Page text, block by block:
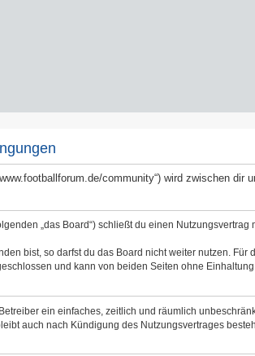
community“) wird zwischen
„das Board“) schließt du einen
bist, so darfst du das Board nicht weiter nutzen.
und kann von beiden Seiten ohne
ein einfaches, zeitlich und räumlich
auch nach Kündigung des Nutzungsvertrages